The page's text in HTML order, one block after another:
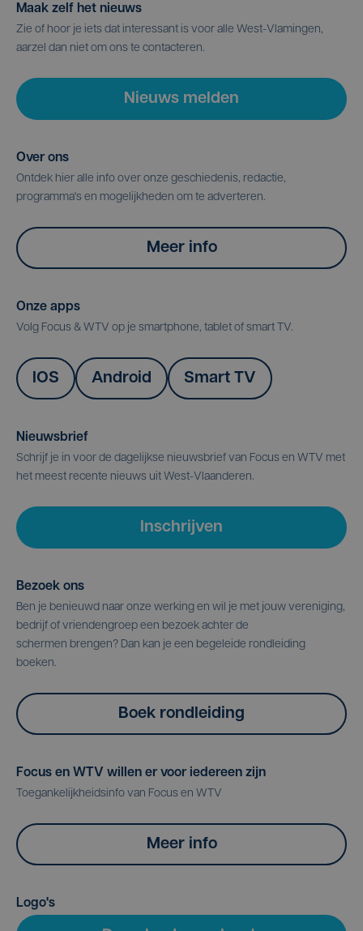
Maak zelf het nieuws
Zie of hoor je iets dat interessant is voor alle West-Vlamingen,
aarzel dan niet om ons te contacteren.
Nieuws melden
Over ons
Ontdek hier alle info over onze geschiedenis, redactie,
programma's en mogelijkheden om te adverteren.
Meer info
Onze apps
Volg Focus & WTV op je smartphone, tablet of smart TV.
IOS Android Smart TV
Nieuwsbrief
Schrijf je in voor de dagelijkse nieuwsbrief van Focus en WTV met
het meest recente nieuws uit West-Vlaanderen.
Inschrijven
Bezoek ons
Ben je benieuwd naar onze werking en wil je met jouw vereniging,
bedrijf of vriendengroep een bezoek achter de
schermen brengen? Dan kan je een begeleide rondleiding
boeken.
Boek rondleiding
Focus en WTV willen er voor iedereen zijn
Toegankelijkheidsinfo van Focus en WTV
Meer info
Logo's